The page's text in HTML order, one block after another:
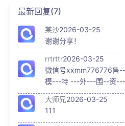
最新回复(7)
某沙2026-03-25
谢谢分享！
rrtrttr2026-03-25
微信号xxmm776776售
模---特 ---外---围--资
大师兄2026-03-25
111